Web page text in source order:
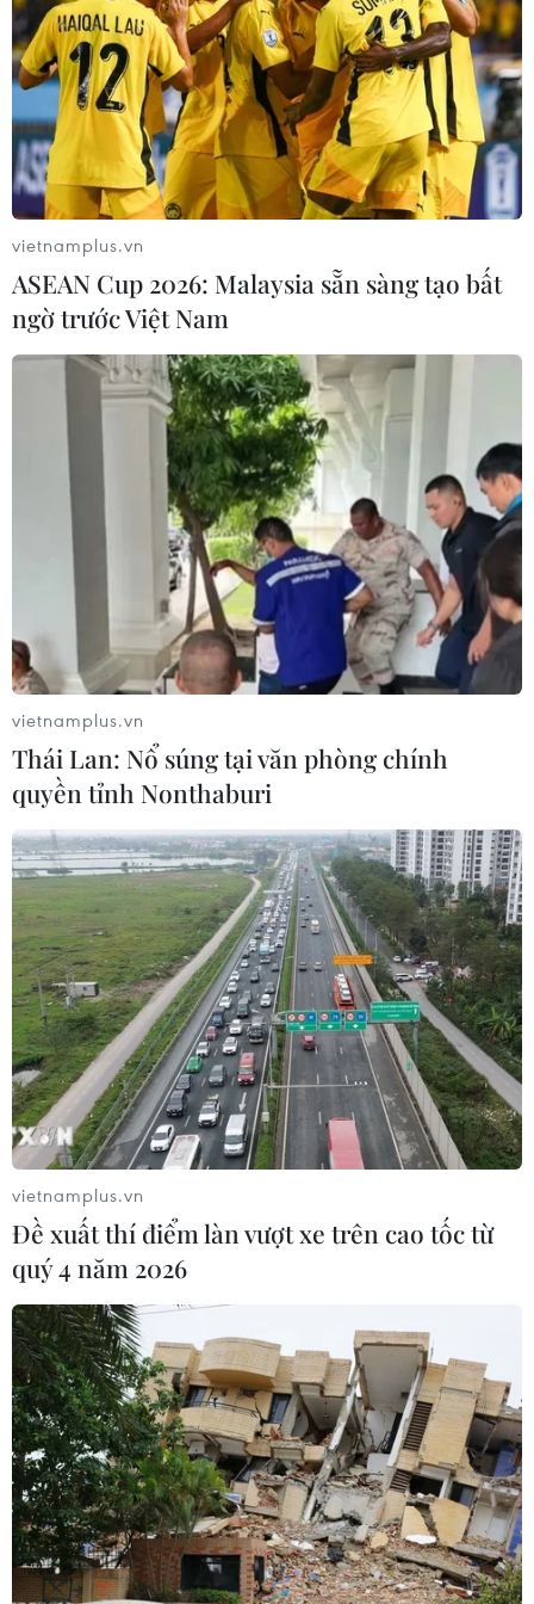
cho 43 cá nhân. (Ảnh: Minh Quyết/TTXVN)
Ủy viên Bộ Chính trị, Bí thư Thành ủy Hà Nội Vương Đình Huệ và
các đại biểu chụp ảnh chung với Thầy thuốc Nhân dân, Thầy
Tiến sỹ, bác sỹ Nguyễn Khắc Hiền, Giám đốc Sở Y tế Hà Nội,
đại diện Thầy thuốc Nhân dân, Thầy thuốc Ưu tú phát biểu.
(Ảnh: Minh Quyết/TTXVN)
(TTXVN/Vietnam+)
vietnamplus.vn
ASEAN Cup 2026: Malaysia sẵn sàng tạo bất
ngờ trước Việt Nam
vietnamplus.vn
Thái Lan: Nổ súng tại văn phòng chính
quyền tỉnh Nonthaburi
vietnamplus.vn
Đề xuất thí điểm làn vượt xe trên cao tốc từ
quý 4 năm 2026